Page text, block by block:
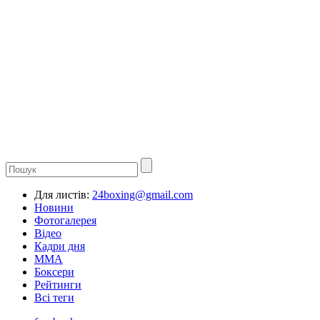
Для листів: 24boxing@gmail.com
Новини
Фотогалерея
Відео
Кадри дня
ММА
Боксери
Рейтинги
Всі теги